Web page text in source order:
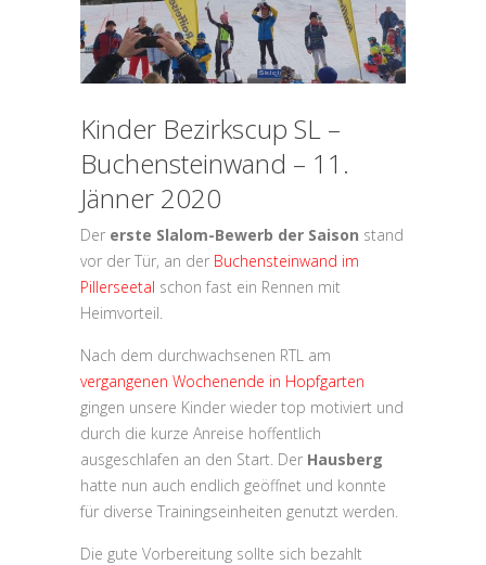
Kinder Bezirkscup SL –
Buchensteinwand – 11.
Jänner 2020
Der erste Slalom-Bewerb der Saison stand
vor der Tür, an der Buchensteinwand im
Pillerseetal schon fast ein Rennen mit
Heimvorteil.
Nach dem durchwachsenen RTL am
vergangenen Wochenende in Hopfgarten
gingen unsere Kinder wieder top motiviert und
durch die kurze Anreise hoffentlich
ausgeschlafen an den Start. Der Hausberg
hatte nun auch endlich geöffnet und konnte
für diverse Trainingseinheiten genutzt werden.
Die gute Vorbereitung sollte sich bezahlt